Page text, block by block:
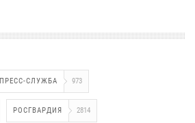
ПРЕСС-СЛУЖБА 973
РОСГВАРДИЯ 2814